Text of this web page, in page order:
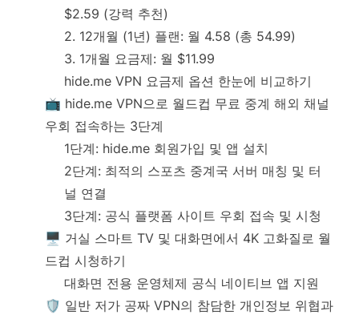
$2.59 (강력 추천)
2. 12개월 (1년) 플랜: 월 4.58 (총 54.99)
3. 1개월 요금제: 월 $11.99
hide.me VPN 요금제 옵션 한눈에 비교하기
📺 hide.me VPN으로 월드컵 무료 중계 해외 채널
우회 접속하는 3단계
1단계: hide.me 회원가입 및 앱 설치
2단계: 최적의 스포츠 중계국 서버 매칭 및 터
널 연결
3단계: 공식 플랫폼 사이트 우회 접속 및 시청
🖥️ 거실 스마트 TV 및 대화면에서 4K 고화질로 월
드컵 시청하기
대화면 전용 운영체제 공식 네이티브 앱 지원
🛡️ 일반 저가 공짜 VPN의 참담한 개인정보 위협과